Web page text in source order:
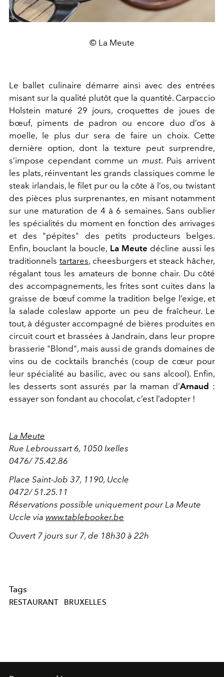
© La Meute
Le ballet culinaire démarre ainsi avec des entrées
misant sur la qualité plutôt que la quantité. Carpaccio
Holstein maturé 29 jours, croquettes de joues de
bœuf, piments de padron ou encore duo d’os à
moelle, le plus dur sera de faire un choix. Cette
dernière option, dont la texture peut surprendre,
s’impose cependant comme un must. Puis arrivent
les plats, réinventant les grands classiques comme le
steak irlandais, le filet pur ou la côte à l’os, ou twistant
des pièces plus surprenantes, en misant notamment
sur une maturation de 4 à 6 semaines. Sans oublier
les spécialités du moment en fonction des arrivages
et des "pépites" des petits producteurs belges.
Enfin, bouclant la boucle, La Meute décline aussi les
traditionnels tartares, cheesburgers et steack hâcher,
régalant tous les amateurs de bonne chair. Du côté
des accompagnements, les frites sont cuites dans la
graisse de bœuf comme la tradition belge l’exige, et
la salade coleslaw apporte un peu de fraîcheur. Le
tout, à déguster accompagné de bières produites en
circuit court et brassées à Jandrain, dans leur propre
brasserie "Blond", mais aussi de grands domaines de
vins ou de cocktails branchés (coup de cœur pour
leur spécialité au basilic, avec ou sans alcool). Enfin,
les desserts sont assurés par la maman d’Arnaud :
essayer son fondant au chocolat, c’est l’adopter !
La Meute
Rue Lebroussart 6, 1050 Ixelles
0476/ 75.42.86
Place Saint-Job 37, 1190, Uccle
0472/ 51.25.11
Réservations possible uniquement pour La Meute
Uccle via www.tablebooker.be
Ouvert 7 jours sur 7, de 18h30 à 22h
Tags
RESTAURANT BRUXELLES